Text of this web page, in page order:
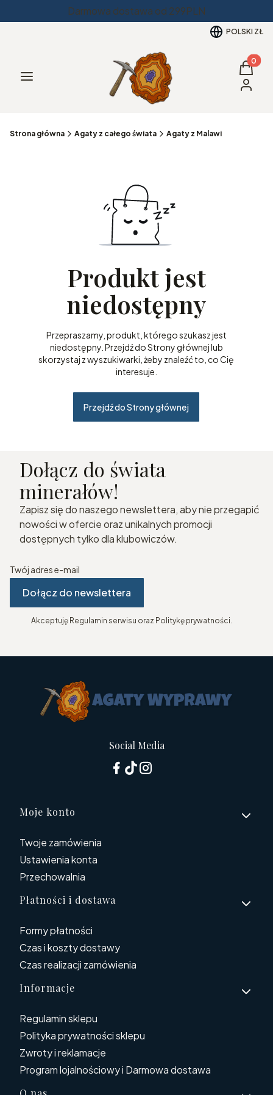
Darmowa dostawa od 299PLN
POLSKI ZŁ
Menu
Koszyk
Strona główna Agaty z całego świata Agaty z Malawi
Produkt jest
niedostępny
Przepraszamy, produkt, którego szukasz jest
niedostępny. Przejdź do Strony głównej lub
skorzystaj z wyszukiwarki, żeby znaleźć to, co Cię
interesuje.
Przejdź do Strony głównej
Dołącz do świata
minerałów!
Zapisz się do naszego newslettera, aby nie przegapić
nowości w ofercie oraz unikalnych promocji
dostępnych tylko dla klubowiczów.
Twój adres e-mail
Dołącz do newslettera
Akceptuję Regulamin serwisu oraz Politykę prywatności.
Social Media
Linki w stopce
Moje konto
Twoje zamówienia
Ustawienia konta
Przechowalnia
Płatności i dostawa
Formy płatności
Czas i koszty dostawy
Czas realizacji zamówienia
Informacje
Regulamin sklepu
Polityka prywatności sklepu
Zwroty i reklamacje
Program lojalnościowy i Darmowa dostawa